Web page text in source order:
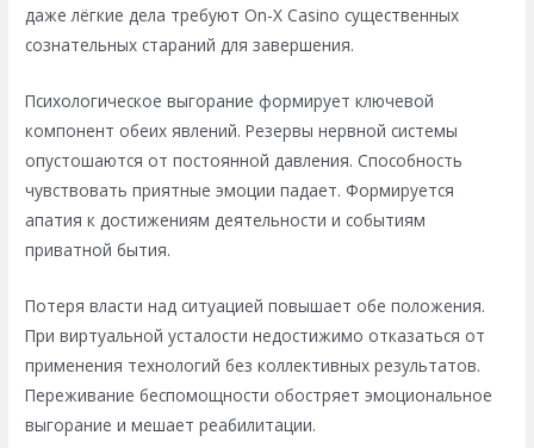
даже лёгкие дела требуют On-X Casino существенных
сознательных стараний для завершения.
Психологическое выгорание формирует ключевой
компонент обеих явлений. Резервы нервной системы
опустошаются от постоянной давления. Способность
чувствовать приятные эмоции падает. Формируется
апатия к достижениям деятельности и событиям
приватной бытия.
Потеря власти над ситуацией повышает обе положения.
При виртуальной усталости недостижимо отказаться от
применения технологий без коллективных результатов.
Переживание беспомощности обостряет эмоциональное
выгорание и мешает реабилитации.